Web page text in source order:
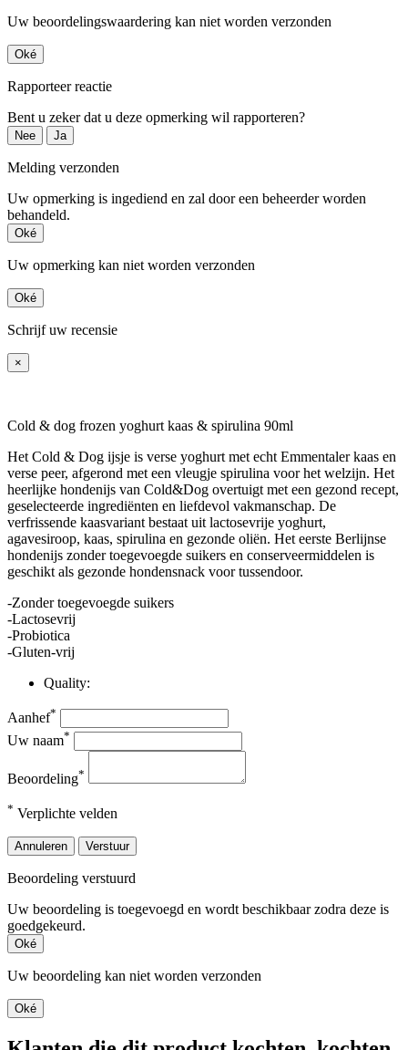
Uw beoordelingswaardering kan niet worden verzonden
Oké
Rapporteer reactie
Bent u zeker dat u deze opmerking wil rapporteren?
Nee Ja
Melding verzonden
Uw opmerking is ingediend en zal door een beheerder worden
behandeld.
Oké
Uw opmerking kan niet worden verzonden
Oké
Schrijf uw recensie
×
Cold & dog frozen yoghurt kaas & spirulina 90ml
Het Cold & Dog ijsje is verse yoghurt met echt Emmentaler kaas en
verse peer, afgerond met een vleugje spirulina voor het welzijn. Het
heerlijke hondenijs van Cold&Dog overtuigt met een gezond recept,
geselecteerde ingrediënten en liefdevol vakmanschap. De
verfrissende kaasvariant bestaat uit lactosevrije yoghurt,
agavesiroop, kaas, spirulina en gezonde oliën. Het eerste Berlijnse
hondenijs zonder toegevoegde suikers en conserveermiddelen is
geschikt als gezonde hondensnack voor tussendoor.
-Zonder toegevoegde suikers
-Lactosevrij
-Probiotica
-Gluten-vrij
Quality:
Aanhef*
Uw naam*
Beoordeling*
* Verplichte velden
Annuleren Verstuur
Beoordeling verstuurd
Uw beoordeling is toegevoegd en wordt beschikbaar zodra deze is
goedgekeurd.
Oké
Uw beoordeling kan niet worden verzonden
Oké